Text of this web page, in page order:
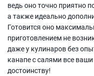
ведь оно точно приятно
а также идеально
Готовится оно
приготовлением не
даже у кулинаров без
канапе с салями все
достоинству!